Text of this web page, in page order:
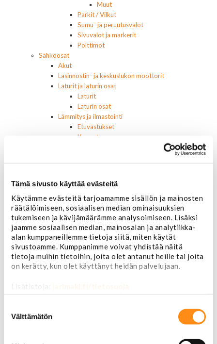
Tämä sivusto käyttää evästeitä
Käytämme evästeitä tarjoamamme sisällön ja mainosten
räätälöimiseen, sosiaalisen median ominaisuuksien
tukemiseen ja kävijämäärämme analysoimiseen. Lisäksi
jaamme sosiaalisen median, mainosalan ja analytiikka-
alan kumppaneillemme tietoja siitä, miten käytät
sivustoamme. Kumppanimme voivat yhdistää näitä
tietoja muihin tietoihin, joita olet antanut heille tai joita
on kerätty, kun olet käyttänyt heidän palvelujaan.
Lisätietoja: jarimaki.fi/tietosuoja
valinta
Välttämätön
Muut
Parkit / Vilkut
Sumu- ja peruutusvalot
Sivuvalot ja markerit
Polttimot
Sähköosat
Akut
Lasinnostin- ja keskuslukon moottorit
Laturit ja laturin osat
Laturit
Laturin osat
Lämmitys ja ilmastointi
Etuvastukset
Kennot
Muut
Ohjainlaitteet
Startit ja startin osat
Starttimoottorit
Starttimoottorin osat
Sytytysosat
Sähköosat
Ajovalokytkimet
Jarruvalokytkimet